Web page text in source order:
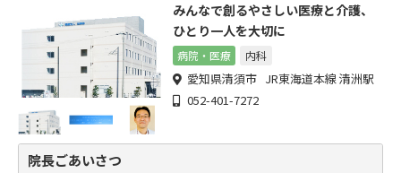
みんなで創るやさしい医療と介護、
ひとり一人を大切に
病院・医療 内科
愛知県清須市 JR東海道本線 清洲駅
052-401-7272
院長ごあいさつ